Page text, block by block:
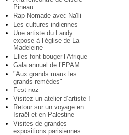
Pineau
Rap Nomade avec Naïli
Les cultures indiennes
Une artiste du Landy
expose à l’église de La
Madeleine
Elles font bouger l’Afrique
Gala annuel de l’EPAM
"Aux grands maux les
grands remèdes"
Fest noz
Visitez un atelier d’artiste !
Retour sur un voyage en
Israël et en Palestine
Visites de grandes
expositions parisiennes